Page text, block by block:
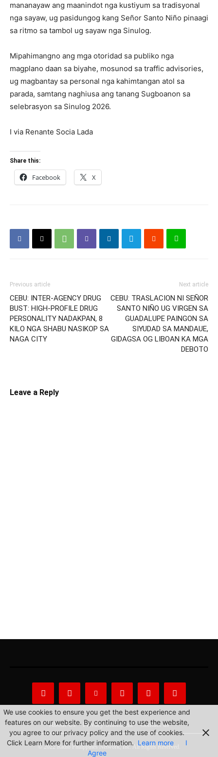
mananayaw ang maanindot nga kustiyum sa tradisyonal
nga sayaw, ug pasidungog kang Señor Santo Niño pinaagi
sa ritmo sa tambol ug sayaw nga Sinulog.
Mipahimangno ang mga otoridad sa publiko nga
magplano daan sa biyahe, mosunod sa traffic advisories,
ug magbantay sa personal nga kahimtangan atol sa
parada, samtang naghiusa ang tanang Sugboanon sa
selebrasyon sa Sinulog 2026.
I via Renante Socia Lada
Share this:
Facebook X
Previous article
CEBU: INTER-AGENCY DRUG
BUST: HIGH-PROFILE DRUG
PERSONALITY NADAKPAN, 8
KILO NGA SHABU NASIKOP SA
NAGA CITY
Next article
CEBU: TRASLACION NI SEÑOR
SANTO NIÑO UG VIRGEN SA
GUADALUPE PAINGON SA
SIYUDAD SA MANDAUE,
GIDAGSA OG LIBOAN KA MGA
DEBOTO
Leave a Reply
About Us Privacy Statement Contact us
© 2022 Radio Philippines Network, Inc. All Rights Reserved.
We use cookies to ensure you get the best experience and
features on our website. By continuing to use the website,
you agree to our privacy policy and the use of cookies.
Click Learn More for further information. Learn more
I
Agree